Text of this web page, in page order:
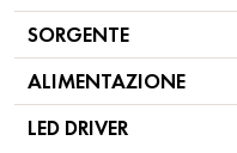
SORGENTE
ALIMENTAZIONE
LED DRIVER